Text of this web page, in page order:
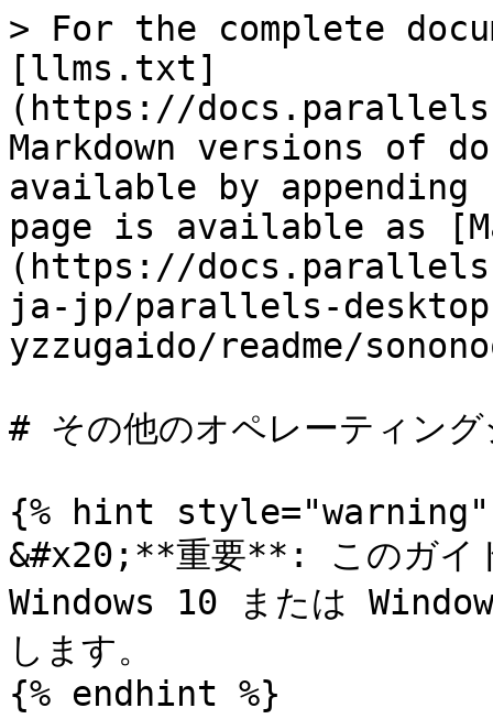
> For the complete
[llms.txt]
(https://
Markdown versions of
available by
page is available as
(https://
ja-jp/parallels-
yzzugaido/readme/
# その他のオペレーティング
{% hint style="warning"
&#x20;**重要**: このガ
Windows 10 または
します。
{% endhint %}